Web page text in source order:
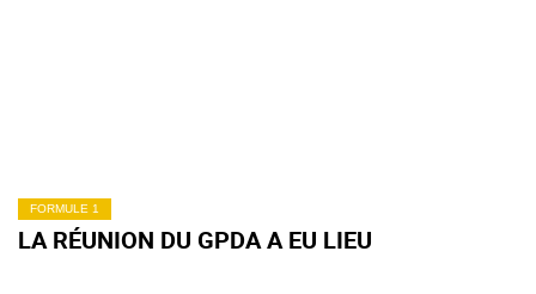
FORMULE 1
LA RÉUNION DU GPDA A EU LIEU